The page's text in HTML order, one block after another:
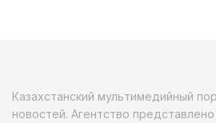
Казахстанский мультимедийный
новостей. Агентство